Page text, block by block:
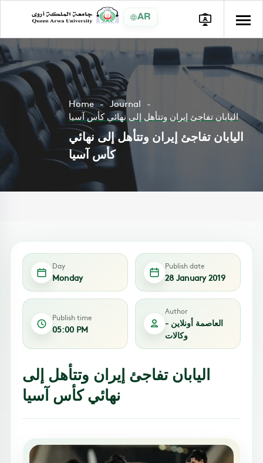
AR
Home
Journal
اليابان تفاجئ إيران وتتأهل إلى نهائي كأس آسيا
اليابان تفاجئ إيران وتتأهل إلى نهائي
كأس آسيا
Day
Monday
Publish date
28 January 2019
Publish time
05:00 PM
Author
العاصمة أونلاين -
وكالات
اليابان تفاجئ إيران وتتأهل إلى
نهائي كأس آسيا